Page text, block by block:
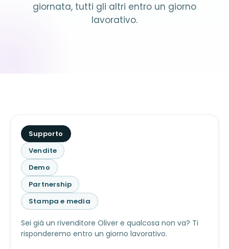
giornata, tutti gli altri entro un giorno
lavorativo.
Qual
è
l'argomento?
Supporto
Vendite
Demo
Partnership
Stampa e media
Sei già un rivenditore Oliver e qualcosa non va? Ti
risponderemo entro un giorno lavorativo.